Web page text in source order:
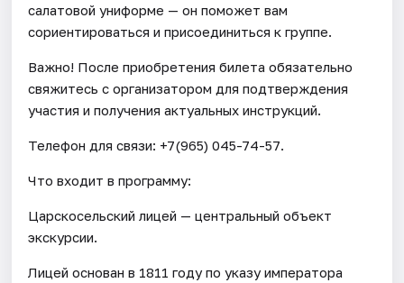
салатовой униформе — он поможет вам
сориентироваться и присоединиться к группе.
Важно! После приобретения билета обязательно
свяжитесь с организатором для подтверждения
участия и получения актуальных инструкций.
Телефон для связи: +7(965) 045-74-57.
Что входит в программу:
Царскосельский лицей — центральный объект
экскурсии.
Лицей основан в 1811 году по указу императора